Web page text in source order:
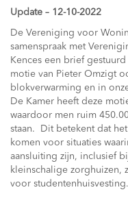
Update – 12-10-2022
De Vereniging voor
samenspraak met
Kences een brief
motie van Pieter Omzigt
blokverwarming en in
De Kamer heeft deze
waardoor men ruim
staan. Dit betekent dat
komen voor situaties
aansluiting zijn, inclusief
kleinschalige zorghuizen,
voor studentenhuisvesting.